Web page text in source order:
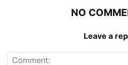
NO
Leave a